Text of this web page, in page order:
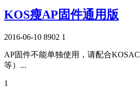
KOS瘦AP固件通用版
2016-06-10 8902 1
AP固件不能单独使用，请配合
等）...
1